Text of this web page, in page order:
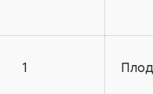
1